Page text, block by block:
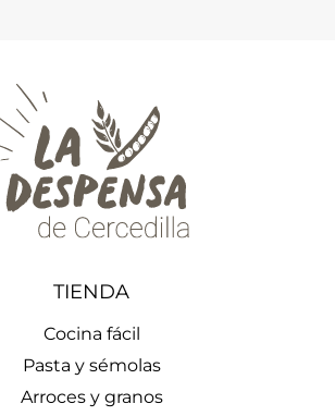
TIENDA
Cocina fácil
Pasta y sémolas
Arroces y granos